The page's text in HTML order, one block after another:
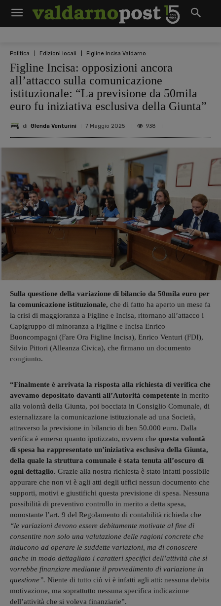
Politica Edizioni locali Figline Incisa Valdarno
Figline Incisa: opposizioni ancora
all’attacco sulla comunicazione
istituzionale: “La previsione da 50mila
euro fu iniziativa esclusiva della Giunta”
di Glenda Venturini 7 Maggio 2025 938
Sulla questione della variazione di bilancio da 50mila euro per
la comunicazione istituzionale, che di fatto ha aperto un mese fa
la crisi di maggioranza a Figline e Incisa, ritornano all’attacco i
Capigruppo di minoranza a Figline e Incisa Enrico
Buoncompagni (Fare Ora Figline Incisa), Enrico Venturi (FDI),
Silvio Pittori (Alleanza Civica), che firmano un documento
congiunto.
“Finalmente è arrivata la risposta alla richiesta di verifica che
avevamo depositato davanti all’Autorità competente in merito
alla volontà della Giunta, poi bocciata in Consiglio Comunale, di
esternalizzare la comunicazione istituzionale ad una Società,
attraverso la previsione in bilancio di ben 50.000 euro. Dalla
verifica è emerso quanto ipotizzato, ovvero che questa volontà
di spesa ha rappresentato un’iniziativa esclusiva della Giunta,
della quale la struttura comunale è stata tenuta all’oscuro di
ogni dettaglio. Grazie alla nostra richiesta è stato infatti possibile
appurare che non vi è agli atti degli uffici nessun documento che
supporti, motivi e giustifichi questa previsione di spesa. Nessuna
possibilità di preventivo controllo in merito a detta spesa,
nonostante l’art. 9 del Regolamento di contabilità richieda che
“le variazioni devono essere debitamente motivate al fine di
consentire non solo una valutazione delle ragioni concrete che
inducono ad operare le suddette variazioni, ma di conoscere
anche in modo dettagliato i caratteri specifici dell’attività che si
vorrebbe finanziare mediante il provvedimento di variazione in
questione”. Niente di tutto ciò vi è infatti agli atti: nessuna debita
motivazione, ma soprattutto nessuna specifica indicazione
dell’attività che si voleva finanziarie”.